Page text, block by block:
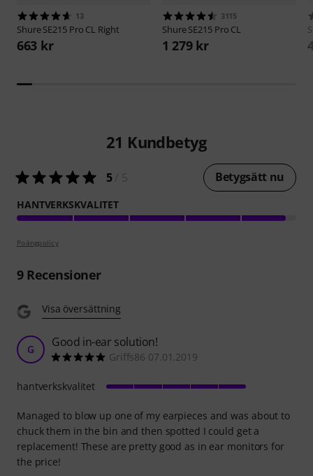
13
ShureSE215 Pro CL Right
663 kr
3115
ShureSE215 Pro CL
1 279 kr
21 Kundbetyg
5/ 5 Betygsätt nu
HANTVERKSKVALITET
Poängpolicy
9Recensioner
Visa översättning
G Good in-ear solution!
Griffs86 07.01.2019
Managed to blow up one of my earpieces and was about to
chuck them in the bin and then spotted I could get a
replacement! These are pretty good as in ear monitors for
the price!
hantverkskvalitet